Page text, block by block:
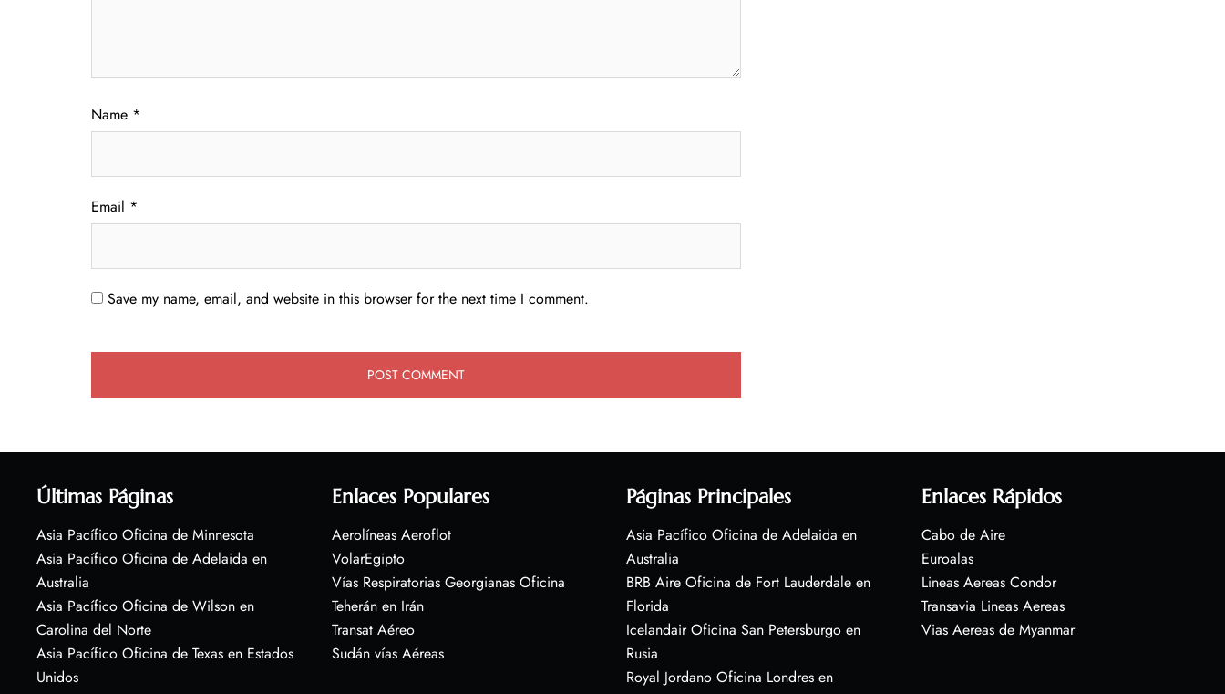
Name *
Email *
Save my name, email, and website in this browser for the next time I comment.
Últimas Páginas
Asia Pacífico Oficina de Minnesota
Asia Pacífico Oficina de Adelaida en
Australia
Asia Pacífico Oficina de Wilson en
Carolina del Norte
Asia Pacífico Oficina de Texas en Estados
Unidos
Enlaces Populares
Aerolíneas Aeroflot
VolarEgipto
Vías Respiratorias Georgianas Oficina
Teherán en Irán
Transat Aéreo
Sudán vías Aéreas
Páginas Principales
Asia Pacífico Oficina de Adelaida en
Australia
BRB Aire Oficina de Fort Lauderdale en
Florida
Icelandair Oficina San Petersburgo en
Rusia
Royal Jordano Oficina Londres en
Enlaces Rápidos
Cabo de Aire
Euroalas
Lineas Aereas Condor
Transavia Lineas Aereas
Vias Aereas de Myanmar